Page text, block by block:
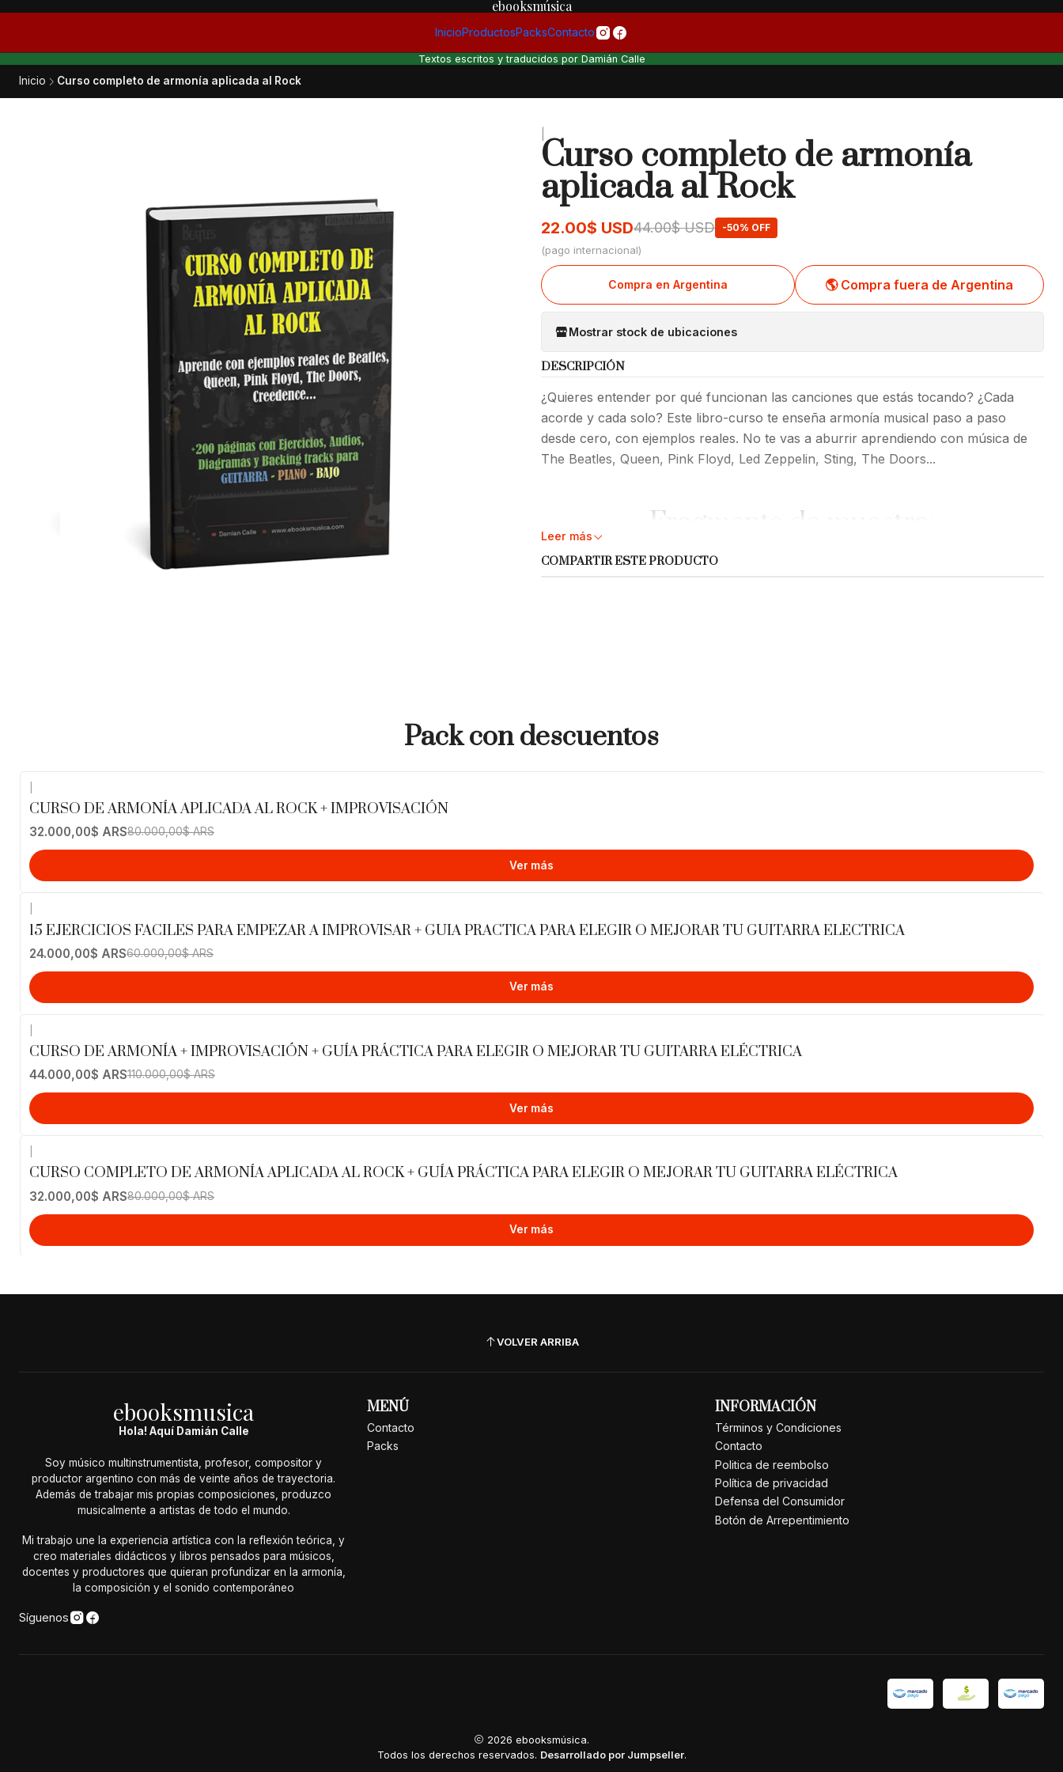
ebooksmúsica
InicioProductosPacksContacto
Textos escritos y traducidos por Damián Calle
Inicio Curso completo de armonía aplicada al Rock
Curso completo de armonía
aplicada al Rock
22.00$ USD44.00$ USD -50% OFF
(pago internacional)
🌎 Compra fuera de Argentina
Mostrar stock de ubicaciones
DESCRIPCIÓN
¿Quieres entender por qué funcionan las canciones que estás tocando? ¿Cada
acorde y cada solo? Este libro-curso te enseña armonía musical paso a paso
desde cero, con ejemplos reales. No te vas a aburrir aprendiendo con música de
The Beatles, Queen, Pink Floyd, Led Zeppelin, Sting, The Doors...
Fragmento de muestra:
Compra segura y entrega inmediata.
El material se envía automáticamente a tu correo electrónico e incluye 7 días
🧠 Dominá la lógica de la música
Analizá cualquier canción:Desarrollá la capacidad de descifrar la estructura
Componé con libertad:Liberate de las fórmulas repetitivas y empezá a crear
Dominá el uso de escalas:Aprendé a elegir siempre las notas correctas para
Elevá la calidad de tus arreglos:
Olvidate de los gráficos confusos. El
tu nivel actual.
🔍 Análisis de canciones icónicas:
Leer más
COMPARTIR ESTE PRODUCTO
Pack con descuentos
-60% OFF
CURSO DE ARMONÍA APLICADA AL ROCK + IMPROVISACIÓN
32.000,00$ ARS80.000,00$ ARS
Ver más
-60%OFF
15 EJERCICIOS FACILES PARA EMPEZAR A IMPROVISAR + GUIA PRACTICA PARA ELEGIR O MEJORAR TU GUITARRA ELECTRICA
24.000,00$ ARS60.000,00$ ARS
Ver más
-60% OFF
CURSO DE ARMONÍA + IMPROVISACIÓN + GUÍA PRÁCTICA PARA ELEGIR O MEJORAR TU GUITARRA ELÉCTRICA
44.000,00$ ARS110.000,00$ ARS
Ver más
-60% OFF
CURSO COMPLETO DE ARMONÍA APLICADA AL ROCK + GUÍA PRÁCTICA PARA ELEGIR O MEJORAR TU GUITARRA ELÉCTRICA
32.000,00$ ARS80.000,00$ ARS
Ver más
VOLVER ARRIBA
ebooksmusica
Hola! Aquí Damián Calle
Soy músico multinstrumentista, profesor, compositor y
productor argentino con más de veinte años de trayectoria.
Además de trabajar mis propias composiciones, produzco
musicalmente a artistas de todo el mundo.
Mi trabajo une la experiencia artística con la reflexión teórica, y
creo materiales didácticos y libros pensados para músicos,
docentes y productores que quieran profundizar en la armonía,
la composición y el sonido contemporáneo
Síguenos
MENÚ
Contacto
Packs
INFORMACIÓN
Términos y Condiciones
Contacto
Politica de reembolso
Política de privacidad
Defensa del Consumidor
Botón de Arrepentimiento
2026 ebooksmúsica.
Todos los derechos reservados. Desarrollado por Jumpseller.